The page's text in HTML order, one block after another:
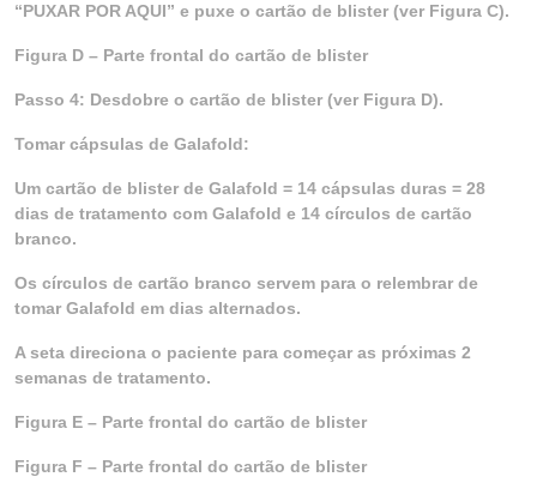
“PUXAR POR AQUI” e puxe o cartão de blister (ver Figura C).
Figura D – Parte frontal do cartão de blister
Passo 4: Desdobre o cartão de blister (ver Figura D).
Tomar cápsulas de Galafold:
Um cartão de blister de Galafold = 14 cápsulas duras = 28
dias de tratamento com Galafold e 14 círculos de cartão
branco.
Os círculos de cartão branco servem para o relembrar de
tomar Galafold em dias alternados.
A seta direciona o paciente para começar as próximas 2
semanas de tratamento.
Figura E – Parte frontal do cartão de blister
Figura F – Parte frontal do cartão de blister